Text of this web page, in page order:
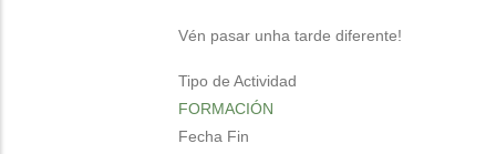
Vén pasar unha tarde diferente!
Tipo de Actividad
FORMACIÓN
Fecha Fin